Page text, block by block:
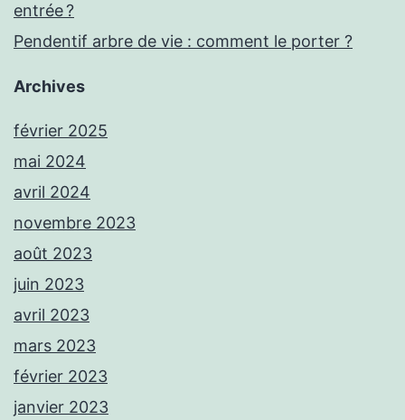
entrée ?
Pendentif arbre de vie : comment le porter ?
Archives
février 2025
mai 2024
avril 2024
novembre 2023
août 2023
juin 2023
avril 2023
mars 2023
février 2023
janvier 2023